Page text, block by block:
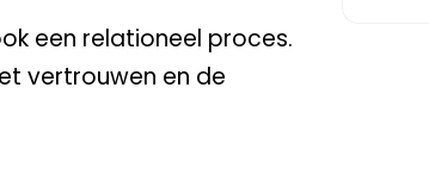
een relationeel proces.
vertrouwen en de